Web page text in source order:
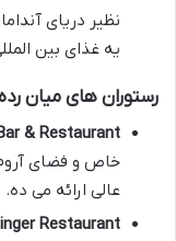
نظیر دریای
یه غذای بین
رستوران های میان
& Restaurant:
خاص و فضای
عالی ارائه می ده.
Restaurant: